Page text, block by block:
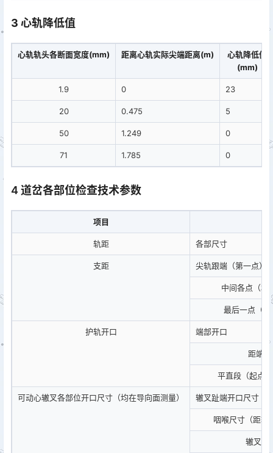
3 心轨降低值
心轨轨头各断面宽度(mm) 距离心轨实际尖端距离(m)
心轨降低值
(mm)
1.9 0 23
20 0.475 5
50 1.249 0
71 1.785 0
4 道岔各部位检查技术参数
项目
轨距 各部尺寸
支距 尖轨跟端（第一点）
中间各点（相
最后一点（
护轨开口 端部开口
距端
平直段（起点
可动心辙叉各部位开口尺寸（均在导向面测量） 辙叉趾端开口尺寸
咽喉尺寸（距
辙叉跟